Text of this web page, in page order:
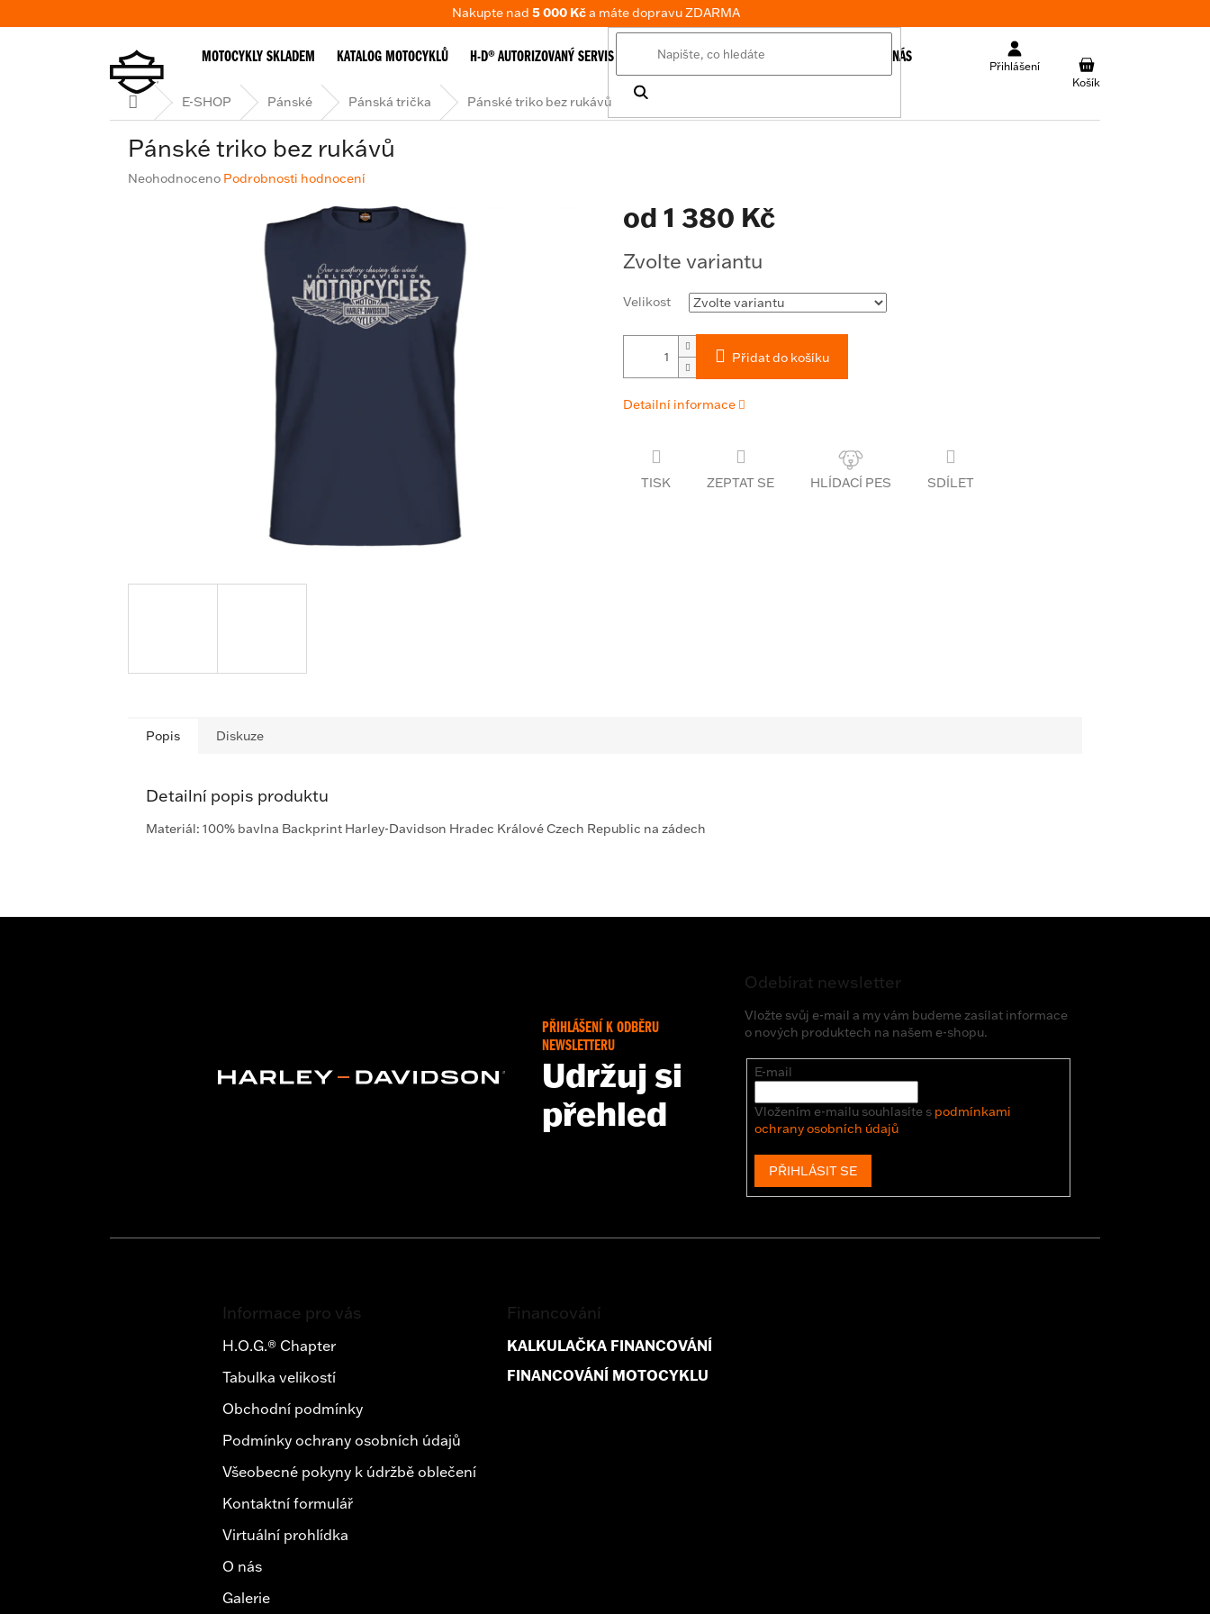
na
Nakupte nad 5 000 Kča máte dopravu ZDARMA
Přihlášení
NÁKUPNÍ
KOŠÍK
MOTOCYKLY SKLADEM KATALOG MOTOCYKLŮ H-D® AUTORIZOVANÝ SERVIS E-SHOP TABULKA VELIKOSTÍ O NÁS
Domů E-SHOP Pánské Pánská trička Pánské triko bez rukávů
Pánské triko bez rukávů
Průměrné
Neohodnoceno Podrobnosti hodnocení
od 1 380 Kč
cena:
Zvolte variantu
Velikost
Přidat do košíku
Detailní informace
TISK ZEPTAT SE SDÍLET
Popis Diskuze
Detailní popis produktu
Materiál: 100% bavlna Backprint Harley-Davidson Hradec Králové Czech Republic na zádech
PŘIHLÁŠENÍ K ODBĚRU
NEWSLETTERU
Udržuj si
přehled
Odebírat newsletter
Vložte svůj e-mail a my vám budeme zasílat informace
o nových produktech na našem e-shopu.
E-mail
Vložením e-mailu souhlasíte s podmínkami
ochrany osobních údajů
PŘIHLÁSIT SE
Informace pro vás
H.O.G.® Chapter
Tabulka velikostí
Obchodní podmínky
Podmínky ochrany osobních údajů
Všeobecné pokyny k údržbě oblečení
Kontaktní formulář
Virtuální prohlídka
O nás
Galerie
Financování
KALKULAČKA FINANCOVÁNÍ
FINANCOVÁNÍ MOTOCYKLU